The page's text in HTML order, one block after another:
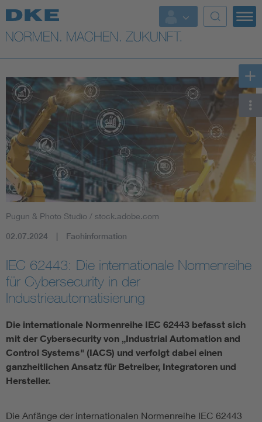
Top-Themen
VDE Fokusthemen
Digital Security
Energy
Health
Industry
Mobility
Smart Cities
Blitzschutz: DIN EN 62305 in der Übersicht
Circular Economy für mehr Ressourceneffizienz
Cybersecurity in der Industrieautomatisierung
Pugun & Photo Studio / stock.adobe.com
02.07.2024 Fachinformation
IEC 62443: Die internationale Normenreihe
für Cybersecurity in der
Industrieautomatisierung
Die internationale Normenreihe IEC 62443 befasst sich
mit der Cybersecurity von „Industrial Automation and
Control Systems" (IACS) und verfolgt dabei einen
ganzheitlichen Ansatz für Betreiber, Integratoren und
Hersteller.
Die Anfänge der internationalen Normenreihe IEC 62443